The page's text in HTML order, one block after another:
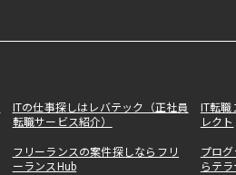
ITの仕事探しはレバテック（正社員
転職サービス紹介）
IT転
レクト
フリーランスの案件探しならフリ
ーランスHub
プロ
らテ